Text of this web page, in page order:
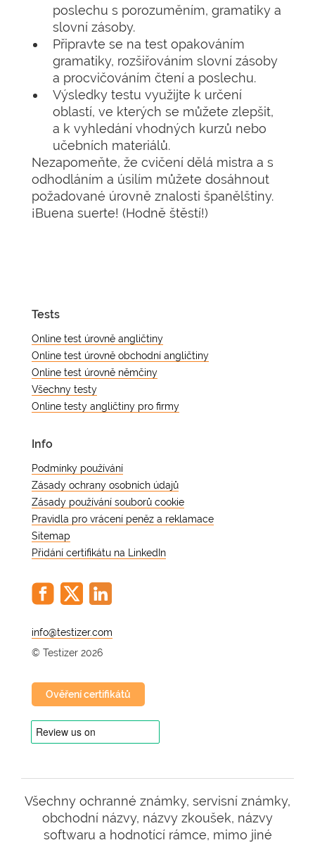
poslechu s porozuměním, gramatiky a
slovní zásoby.
Připravte se na test opakováním
gramatiky, rozšiřováním slovní zásoby
a procvičováním čtení a poslechu.
Výsledky testu využijte k určení
oblastí, ve kterých se můžete zlepšit,
a k vyhledání vhodných kurzů nebo
učebních materiálů.
Nezapomeňte, že cvičení dělá mistra a s
odhodláním a úsilím můžete dosáhnout
požadované úrovně znalosti španělštiny.
¡Buena suerte! (Hodně štěstí!)
Tests
Online test úrovně angličtiny
Online test úrovně obchodní angličtiny
Online test úrovně němčiny
Všechny testy
Online testy angličtiny pro firmy
Info
Podmínky používání
Zásady ochrany osobních údajů
Zásady používání souborů cookie
Pravidla pro vrácení peněz a reklamace
Sitemap
Přidání certifikátu na LinkedIn
@
© Testizer 2026
Ověření certifikátů
Všechny ochranné známky, servisní známky,
obchodní názvy, názvy zkoušek, názvy
softwaru a hodnotící rámce, mimo jiné